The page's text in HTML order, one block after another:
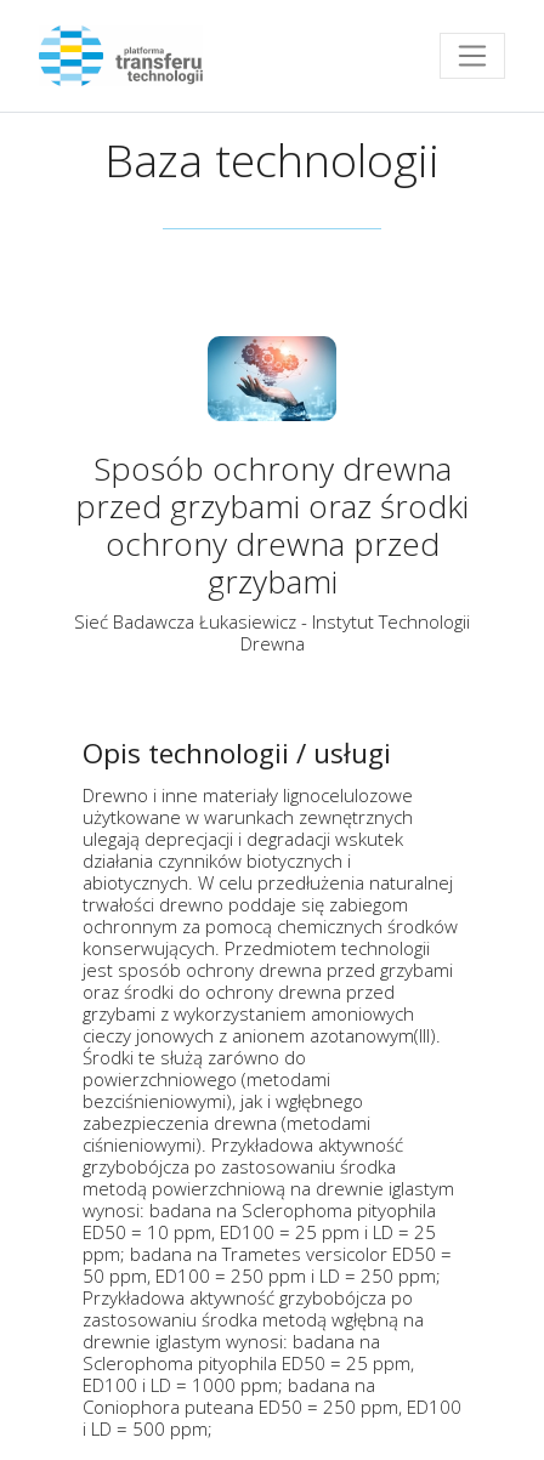
Przejdź do strony głównej
Baza technologii
Sposób ochrony drewna
przed grzybami oraz środki
ochrony drewna przed
grzybami
Sieć Badawcza Łukasiewicz - Instytut Technologii
Drewna
Opis technologii / usługi
Drewno i inne materiały Iignocelulozowe
użytkowane w warunkach zewnętrznych
ulegają deprecjacji i degradacji wskutek
działania czynników biotycznych i
abiotycznych. W celu przedłużenia naturalnej
trwałości drewno poddaje się zabiegom
ochronnym za pomocą chemicznych środków
konserwujących. Przedmiotem technologii
jest sposób ochrony drewna przed grzybami
oraz środki do ochrony drewna przed
grzybami z wykorzystaniem amoniowych
cieczy jonowych z anionem azotanowym(lll).
Środki te służą zarówno do
powierzchniowego (metodami
bezciśnieniowymi), jak i wgłębnego
zabezpieczenia drewna (metodami
ciśnieniowymi). Przykładowa aktywność
grzybobójcza po zastosowaniu środka
metodą powierzchniową na drewnie iglastym
wynosi: badana na Sclerophoma pityophila
ED50 = 10 ppm, ED100 = 25 ppm i LD = 25
ppm; badana na Trametes versicolor ED50 =
50 ppm, ED100 = 250 ppm i LD = 250 ppm;
Przykładowa aktywność grzybobójcza po
zastosowaniu środka metodą wgłębną na
drewnie iglastym wynosi: badana na
Sclerophoma pityophila ED50 = 25 ppm,
ED100 i LD = 1000 ppm; badana na
Coniophora puteana ED50 = 250 ppm, ED100
i LD = 500 ppm;